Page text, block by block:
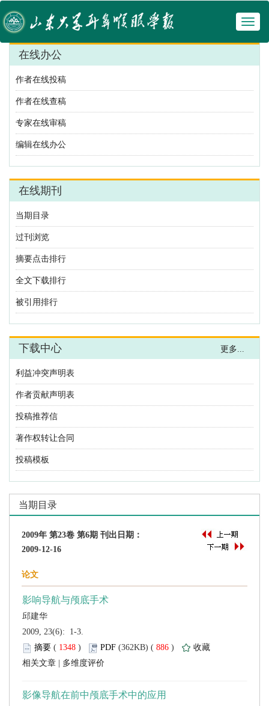
利益冲突声明表
作者贡献声明表
投稿推荐信
著作权转让合同
投稿模板
2009, 23(6): 1-3.
(
) 886 )